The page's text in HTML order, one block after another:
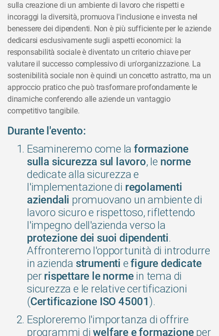
sulla creazione di un ambiente di lavoro che rispetti e
incoraggi la diversità, promuova l'inclusione e investa nel
benessere dei dipendenti. Non è più sufficiente per le aziende
dedicarsi esclusivamente sugli aspetti economici: la
responsabilità sociale è diventato un criterio chiave per
valutare il successo complessivo di un'organizzazione. La
sostenibilità sociale non è quindi un concetto astratto, ma un
approccio pratico che può trasformare profondamente le
dinamiche conferendo alle aziende un vantaggio
competitivo tangibile.
Durante l'evento:
Esamineremo come la formazione
sulla sicurezza sul lavoro, le norme
dedicate alla sicurezza e
l'implementazione di regolamenti
aziendali promuovano un ambiente di
lavoro sicuro e rispettoso, riflettendo
l'impegno dell'azienda verso la
protezione dei suoi dipendenti.
Affronteremo l'opportunità di introdurre
in azienda strumenti efigure dedicate
per rispettare le normein tema di
sicurezza e le relative certificazioni
(Certificazione ISO 45001 ).
Esploreremo l'importanza di offrire
programmi diwelfare e formazione per